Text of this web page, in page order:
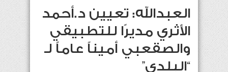
العبدالله: تعيين د.أحمد
الأثري مديرًا للتطبيقي
والصقعبي أميناً عاماً لـ
“البلدي”